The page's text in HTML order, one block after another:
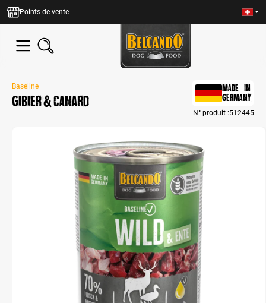
principal
Points de vente
Baseline
Gibier & Canard
MADE IN
GERMANY
N° produit :512445